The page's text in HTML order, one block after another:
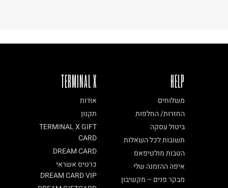
TERMINAL X
אודות
תקנון
TERMINAL X GIFT
CARD
DREAM CARD
כרטיס אשראי
DREAM CARD VIP
HELP
משלוחים
החזרות/ החלפות
ביטול עסקה
תשובות לכל השאלות
הטבות מולטיפאס
איפה ההזמנה שלי
מבקר פנים – מקשיבון